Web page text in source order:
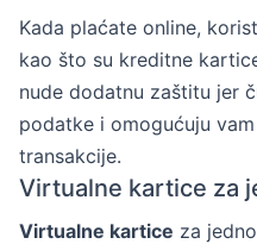
Kada plaćate online,
kao što su kreditne
nude dodatnu zaštitu jer
podatke i omogućuju
transakcije.
Virtualne kartice za
Virtualne kartice za